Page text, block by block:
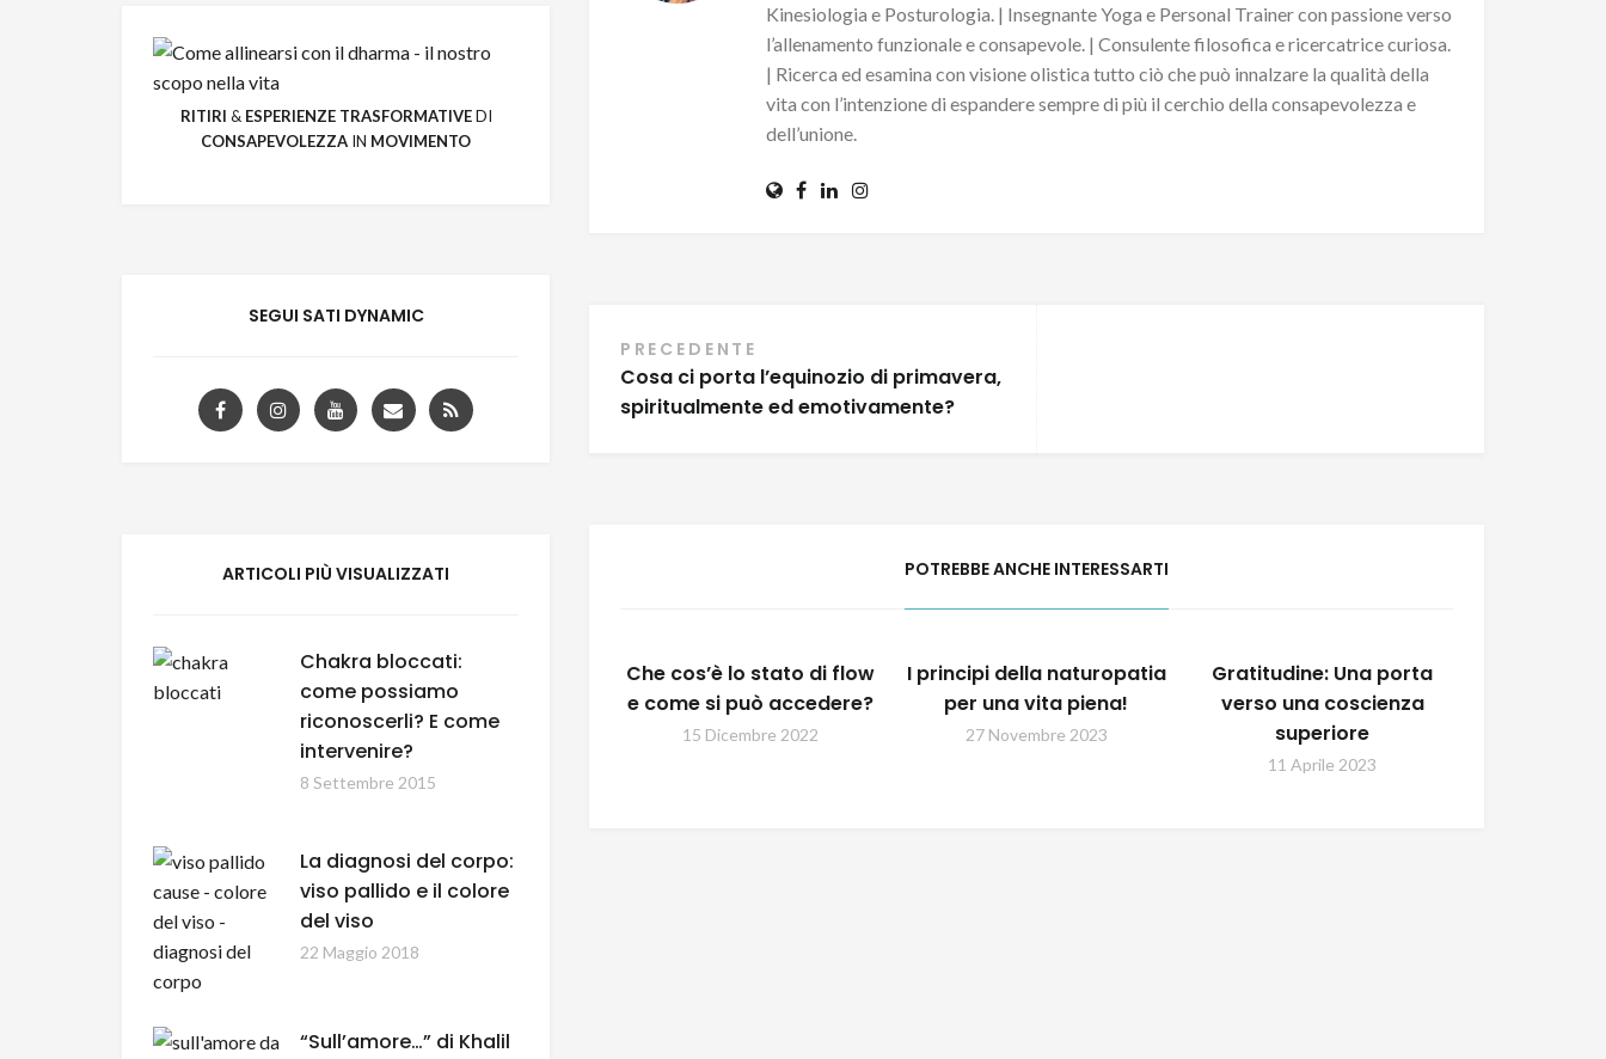
Kinesiologia e Posturologia. | Insegnante Yoga e Personal Trainer con passione verso
l’allenamento funzionale e consapevole. | Consulente filosofica e ricercatrice curiosa.
| Ricerca ed esamina con visione olistica tutto ciò che può innalzare la qualità della
vita con l’intenzione di espandere sempre di più il cerchio della consapevolezza e
dell’unione.
Navigazione
articoli
PRECEDENTE
Cosa ci porta l’equinozio di primavera,
spiritualmente ed emotivamente?
POTREBBE ANCHE INTERESSARTI
Che cos’è lo stato di flow
e come si può accedere?
15 Dicembre 2022
I principi della naturopatia
per una vita piena!
27 Novembre 2023
Gratitudine: Una porta
verso una coscienza
superiore
11 Aprile 2023
RITIRI & ESPERIENZE TRASFORMATIVEDI
CONSAPEVOLEZZA IN MOVIMENTO
SEGUI SATI DYNAMIC
ARTICOLI PIÙ VISUALIZZATI
Chakra bloccati:
come possiamo
riconoscerli? E come
intervenire?
8 Settembre 2015
La diagnosi del corpo:
viso pallido e il colore
del viso
22 Maggio 2018
“Sull’amore…” di Khalil